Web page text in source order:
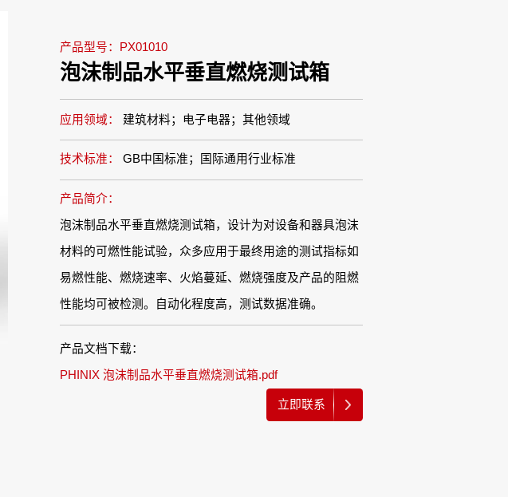
产品型号：PX01010
泡沫制品水平垂直燃烧测试箱
应用领域： 建筑材料；电子电器；其他领域
技术标准： GB中国标准；国际通用行业标准
产品简介：
泡沫制品水平垂直燃烧测试箱，设计为对设备和器具泡沫
材料的可燃性能试验，众多应用于最终用途的测试指标如
易燃性能、燃烧速率、火焰蔓延、燃烧强度及产品的阻燃
性能均可被检测。自动化程度高，测试数据准确。
产品文档下载：
PHINIX 泡沫制品水平垂直燃烧测试箱.pdf
立即联系